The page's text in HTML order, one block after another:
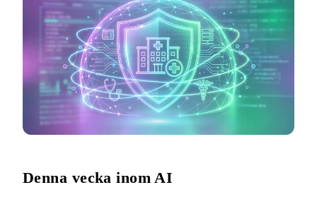
Denna vecka inom AI